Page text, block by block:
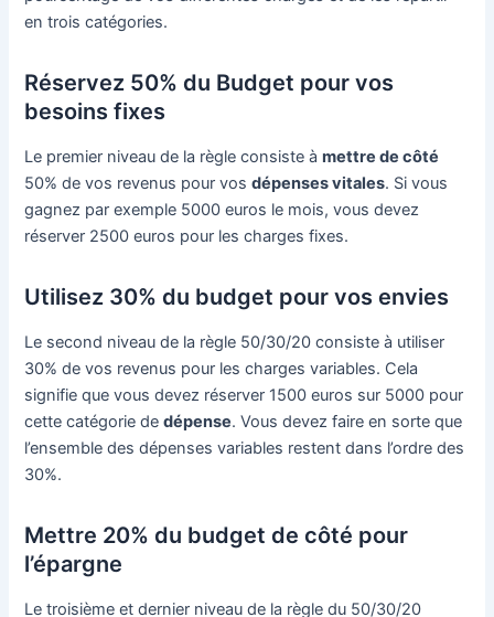
en trois catégories.
Réservez 50% du Budget pour vos
besoins fixes
Le premier niveau de la règle consiste àmettre de côté
50% de vos revenus pour vosdépenses vitales. Si vous
gagnez par exemple 5000 euros le mois, vous devez
réserver 2500 euros pour les charges fixes.
Utilisez 30% du budget pour vos envies
Le second niveau de la règle 50/30/20 consiste à utiliser
30% de vos revenus pour les charges variables. Cela
signifie que vous devez réserver 1500 euros sur 5000 pour
cette catégorie dedépense. Vous devez faire en sorte que
l’ensemble des dépenses variables restent dans l’ordre des
30%.
Mettre 20% du budget de côté pour
l’épargne
Le troisième et dernier niveau de la règle du 50/30/20